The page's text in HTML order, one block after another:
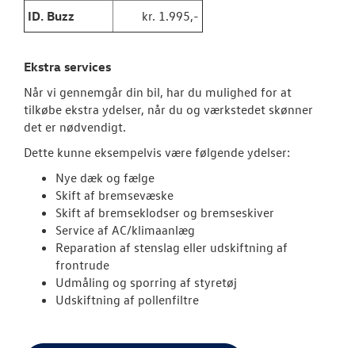
TILBEHØR
RESERVEDELE
ID. Buzz
kr. 1.995,-
Ekstra services
Når vi gennemgår din bil, har du mulighed for at
tilkøbe ekstra ydelser, når du og værkstedet skønner
det er nødvendigt.
Dette kunne eksempelvis være følgende ydelser:
Nye dæk og fælge
Skift af bremsevæske
Skift af bremseklodser og bremseskiver
Service af AC/klimaanlæg
Reparation af stenslag eller udskiftning af
frontrude
Udmåling og sporring af styretøj
Udskiftning af pollenfiltre